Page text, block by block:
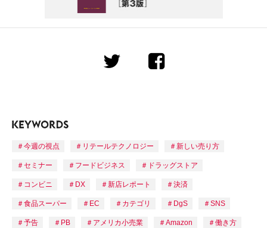
今週の視点 リテールテクノロジー 新しい売り方
セミナー フードビジネス ドラッグストア
コンビニ DX 新店レポート 決済
食品スーパー EC カテゴリ DgS SNS
予告 PB アメリカ小売業 Amazon 働き方